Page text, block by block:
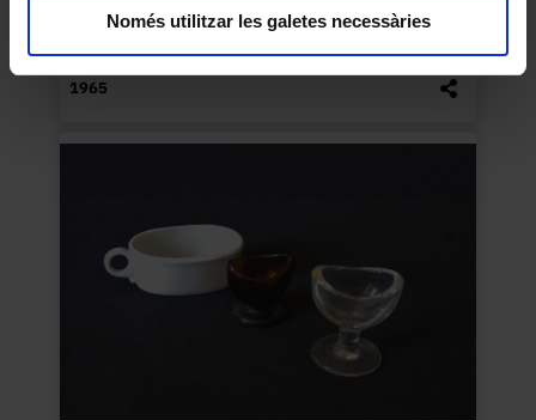
Només utilitzar les galetes necessàries
Bombones de gases
1965